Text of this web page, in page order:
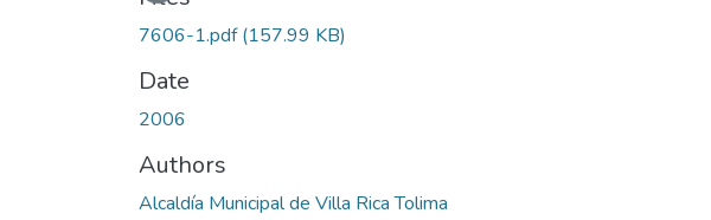
7606-1.pdf(157.99 KB)
Date
2006
Authors
Alcaldía Municipal de Villa Rica Tolima